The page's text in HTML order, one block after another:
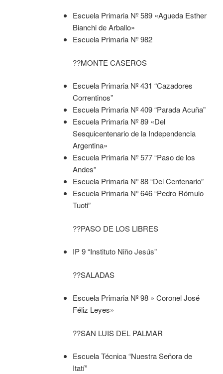
Escuela Primaria Nº 589 «Agueda Esther
Bianchi de Arballo»
Escuela Primaria Nº 982
??MONTE CASEROS
Escuela Primaria Nº 431 “Cazadores
Correntinos”
Escuela Primaria Nº 409 “Parada Acuña”
Escuela Primaria Nº 89 «Del
Sesquicentenario de la Independencia
Argentina»
Escuela Primaria Nº 577 “Paso de los
Andes”
Escuela Primaria Nº 88 “Del Centenario”
Escuela Primaria Nº 646 “Pedro Rómulo
Tuoti”
??PASO DE LOS LIBRES
IP 9 “Instituto Niño Jesús”
??SALADAS
Escuela Primaria Nº 98 » Coronel José
Féliz Leyes»
??SAN LUIS DEL PALMAR
Escuela Técnica “Nuestra Señora de
Itatí”